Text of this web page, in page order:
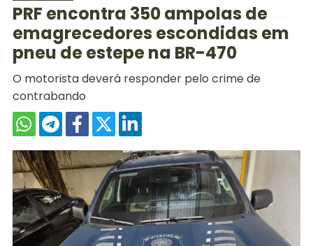
PRF encontra 350 ampolas de
emagrecedores escondidas em
pneu de estepe na BR-470
O motorista deverá responder pelo crime de
contrabando